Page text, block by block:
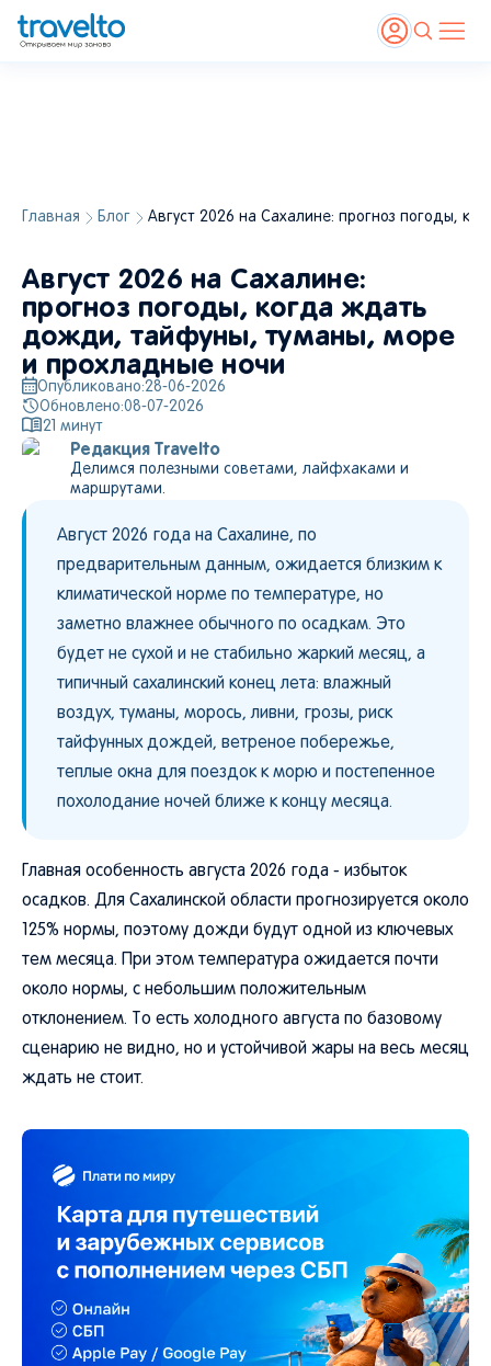
Главная Блог Август 2026 на Сахалине: прогноз погоды,
Август 2026 на Сахалине:
прогноз погоды, когда ждать
дожди, тайфуны, туманы, море
и прохладные ночи
Опубликовано:28-06-2026
Обновлено:08-07-2026
21 минут
Редакция Travelto
Делимся полезными советами, лайфхаками и
маршрутами.
Август 2026 года на Сахалине, по
предварительным данным, ожидается близким к
климатической норме по температуре, но
заметно влажнее обычного по осадкам. Это
будет не сухой и не стабильно жаркий месяц, а
типичный сахалинский конец лета: влажный
воздух, туманы, морось, ливни, грозы, риск
тайфунных дождей, ветреное побережье,
теплые окна для поездок к морю и постепенное
похолодание ночей ближе к концу месяца.
Главная особенность августа 2026 года - избыток
осадков. Для Сахалинской области прогнозируется около
125% нормы, поэтому дожди будут одной из ключевых
тем месяца. При этом температура ожидается почти
около нормы, с небольшим положительным
отклонением. То есть холодного августа по базовому
сценарию не видно, но и устойчивой жары на весь месяц
ждать не стоит.